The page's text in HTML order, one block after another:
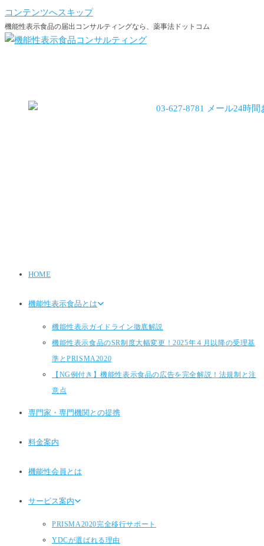
コンテンツへスキップ
機能性表示食品の届出コンサルティングなら、薬事法ドットコム
HOME
機能性表示食品とは
機能性表示ガイドライン徹底解説
機能性表示食品のSR制度大幅変更！2025年４月以降の受理基
準とPRISMA2020
【NG例付き】機能性表示食品の広告を完全解説！法規制と注
意点
専門家・専門機関との提携
料金案内
機能性会員とは
サービス案内
PRISMA2020完全移行サポート
YDCが選ばれる理由